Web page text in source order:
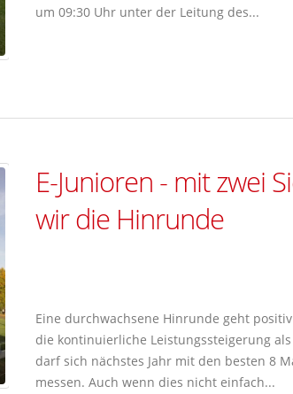
um 09:30 Uhr unter der Leitung des...
E-Junioren - mit zwei
wir die Hinrunde
Eine durchwachsene Hinrunde geht
die kontinuierliche Leistungssteigerung
darf sich nächstes Jahr mit den besten 8
messen. Auch wenn dies nicht einfach...